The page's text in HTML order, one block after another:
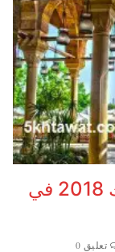
موعد اجازة عيد الفطر المبارك 2018 في
تعليق 0